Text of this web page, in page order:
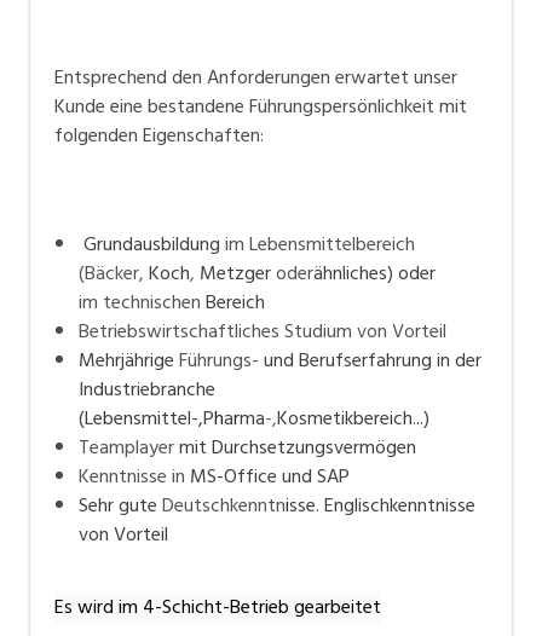
Entsprechend den Anforderungen erwartet unser
Kunde eine bestandene Führungspersönlichkeit mit
folgenden Eigenschaften:
Grundausbildungim Lebensmittelbereich
(Bäcker,Koch, Metzgeroderähnliches) oder
im technischenBereich
Betriebswirtschaftliches Studium von Vorteil
MehrjährigeFührungs-und Berufserfahrung in der
Industriebranche
(Lebensmittel-,Pharma-,Kosmetikbereich...)
Teamplayermit Durchsetzungsvermögen
Kenntnisse in MS-Office und SAP
Sehr guteDeutschkenntnisse. Englischkenntnisse
von Vorteil
Es wird im 4-Schicht-Betrieb gearbeitet